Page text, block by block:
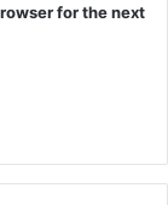
for the next